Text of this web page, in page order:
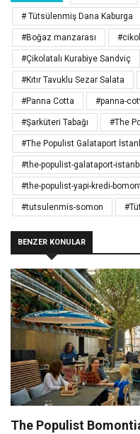
# Tütsülenmiş Dana Kaburga
#Boğaz manzarası
#Çikolatalı Kurabiye Sandviç
#Kıtır Tavuklu Sezar Salata
#Panna Cotta #panna-
#Şarküteri Tabağı #The
#The Populist Galataport
#the-populist-galataport-
#the-populist-yapi-kredi-
#tutsulenmis-somon
BENZER KONULAR
The Populist